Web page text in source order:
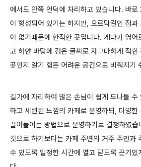
에서도 안쪽 언덕에 자리하고 있습니다. 바
이 형성되어 있기는 하지만, 오르막길인 점과
이 없기때문에 한적한 곳입니다. 게다가 영
고 하얀 바탕에 검은 글씨로 자그마하게 적힌
곳인지 알기 힘든 어려운 공간으로 비춰지기
길가에 자리하여 많은 손님이 쉽게 드나들
하고 세련된 느낌의 카페로 운영하되, 다양한
끌어들이는 방법으로 운영하기로 결정하였
깃으로 하기보다는 카페 주변의 거주 주민과
수 있도록 일정한 시간에 열고 닫도록 끈기있